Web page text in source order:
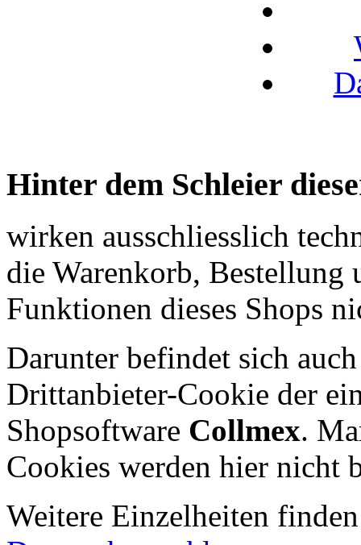
Hinter dem Schleier
wirken ausschliesslich
die Warenkorb, Bestellung
Funktionen dieses Shops
Darunter befindet sich
Drittanbieter-Cookie der
Shopsoftware Collmex.
Cookies werden hier nicht
Weitere Einzelheiten